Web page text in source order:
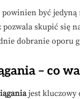
być jedyną
skupić się
dobranie oporu
– co
jest kluczowy